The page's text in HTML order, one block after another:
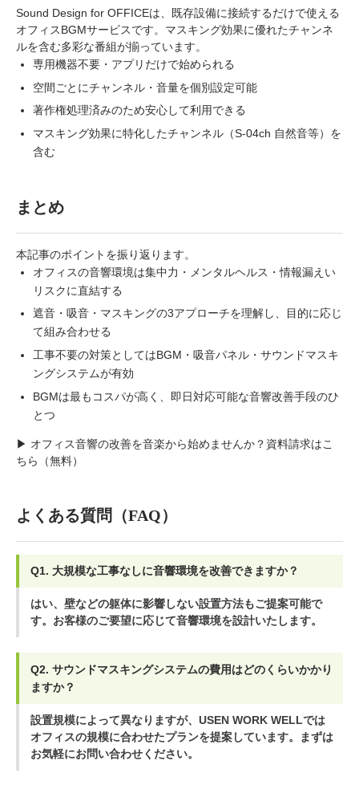
Sound Design for OFFICEは、既存設備に接続するだけで使える
オフィスBGMサービスです。マスキング効果に優れたチャンネ
ルを含む多彩な番組が揃っています。
専用機器不要・アプリだけで始められる
空間ごとにチャンネル・音量を個別設定可能
著作権処理済みのため安心して利用できる
マスキング効果に特化したチャンネル（S-04ch 自然音等）を
含む
まとめ
本記事のポイントを振り返ります。
オフィスの音響環境は集中力・メンタルヘルス・情報漏えい
リスクに直結する
遮音・吸音・マスキングの3アプローチを理解し、目的に応じ
て組み合わせる
工事不要の対策としてはBGM・吸音パネル・サウンドマスキ
ングシステムが有効
BGMは最もコスパが高く、即日対応可能な音響改善手段のひ
とつ
▶ オフィス音響の改善を音楽から始めませんか？資料請求はこ
ちら（無料）
よくある質問（FAQ）
Q1. 大規模な工事なしに音響環境を改善できますか？
はい、壁などの躯体に影響しない設置方法もご提案可能で
す。お客様のご要望に応じて音響環境を設計いたします。
Q2. サウンドマスキングシステムの費用はどのくらいかかり
ますか？
設置規模によって異なりますが、USEN WORK WELLでは
オフィスの規模に合わせたプランを提案しています。まずは
お気軽にお問い合わせください。